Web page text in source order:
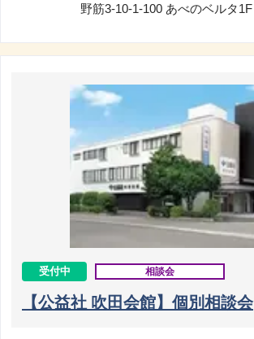
野筋3-10-1-100 あべのベルタ1F
受付中 相談会
【公益社 吹田会館】個別相談会